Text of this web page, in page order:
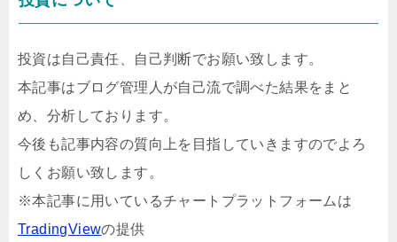
投資は自己責任、自己判断でお願い致します。
本記事はブログ管理人が自己流で調べた結果をまと
め、分析しております。
今後も記事内容の質向上を目指していきますのでよろ
しくお願い致します。
※本記事に用いているチャートプラットフォームは
TradingViewの提供